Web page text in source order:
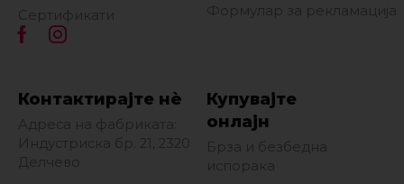
Сертификати
Формулар за рекламација
Контактирајте нè
Адреса на фабриката:
Индустриска бр. 21, 2320
Делчево
Купувајте
онлајн
Брза и безбедна
испорака